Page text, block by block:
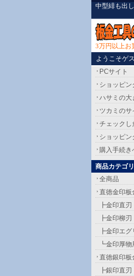
中型緋も出
3万円以上お
ようこそゲ
PCサイト
ショッピン
ハサミの大
ツカミの
チェックし
ショッピン
購入手続き
商品カテゴ
全商品
直徳金印板
┣金印直刃
┣金印柳刃
┣金印エグ
┗金印厚物
直徳銀印板
┣銀印直刃